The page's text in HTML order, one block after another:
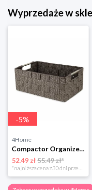
Wyprzedaże w
-5%
4Home
Compactor Organizer do przechowywania Toronto, 30 x 20 x 12 cm, ciemnobrązowy
52.49 zł55.49 zł*
*najniższa cena z 30 dni przed obniżką